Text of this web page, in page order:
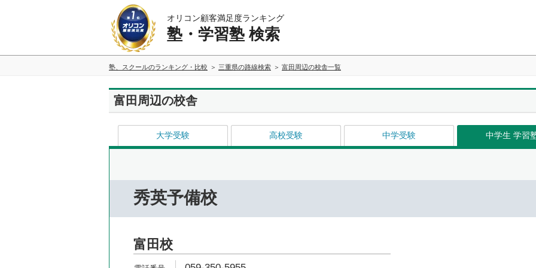
オリコン顧客満足度ランキング
塾・学習塾 検索
塾、スクールのランキング・比較 三重県の路線検索 富田周辺の校舎一覧
富田周辺の校舎
大学受験 高校受験 中学受験 中学生 学習
秀英予備校
富田校